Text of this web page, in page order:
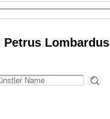
Petrus Lombardus